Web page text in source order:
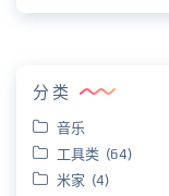
分类
音乐
工具类 (64)
米家 (4)